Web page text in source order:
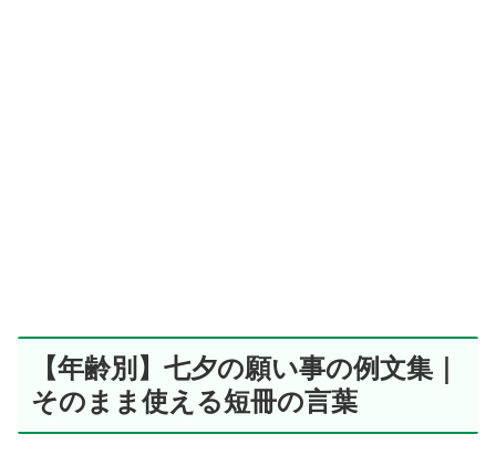
【年齢別】七夕の願い事の例文集｜
そのまま使える短冊の言葉